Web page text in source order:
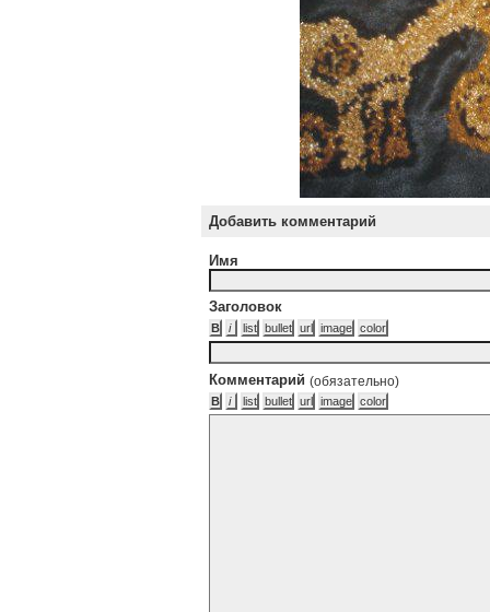
Добавить комментарий
Имя
Заголовок
Комментарий (обязательно)